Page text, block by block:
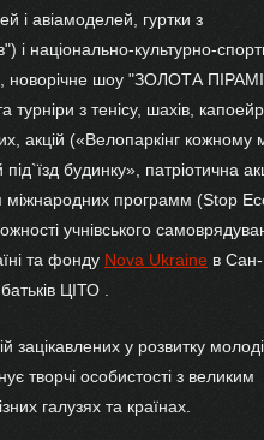
і авіамоделей, гуртки з
і національно-культурно-
новорічне шоу "ЗОЛОТА
турніри з тенісу, шахів,
акцій («Велопаркінг кожному
будинку», патріотична
міжнародних программ (Stop
учнівського
та фонду Nova Ukraine в Сан-
ЦІТО .
зацікавлених у розвитку
творчі особистості з великим
галузях та країнах.